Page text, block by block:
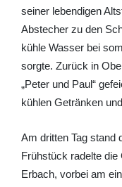
seiner lebendigen
Abstecher zu den
kühle Wasser bei
sorgte. Zurück in
„Peter und Paul“
kühlen Getränken
Am dritten Tag stand
Frühstück radelte die
Erbach, vorbei am